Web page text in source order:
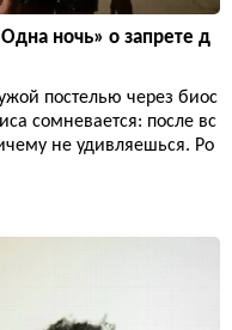
ночь» о запрете д
постелью через биос
сомневается: после вс
не удивляешься. Ро